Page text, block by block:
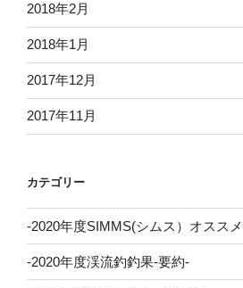
2018年2月
2018年1月
2017年12月
2017年11月
カテゴリー
-2020年度SIMMS(シムス）オスス
-2020年度渓流釣釣果-要約-